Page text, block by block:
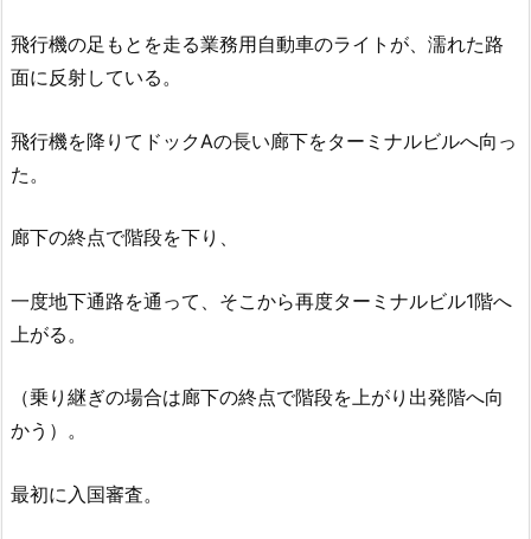
飛行機の足もとを走る業務用自動車のライトが、濡れた路
面に反射している。
飛行機を降りてドックAの長い廊下をターミナルビルへ向っ
た。
廊下の終点で階段を下り、
一度地下通路を通って、そこから再度ターミナルビル1階へ
上がる。
（乗り継ぎの場合は廊下の終点で階段を上がり出発階へ向
かう）。
最初に入国審査。